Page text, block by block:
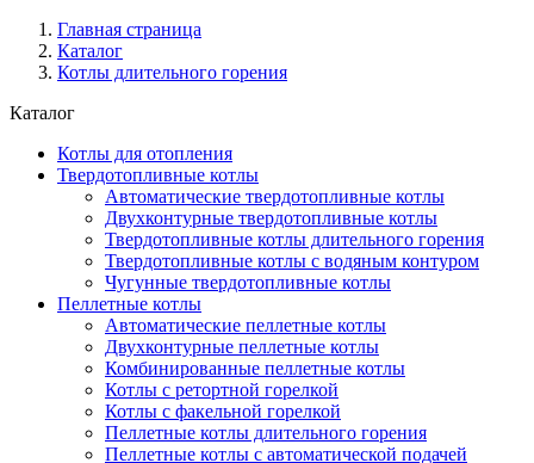
Главная страница
Каталог
Котлы длительного горения
Каталог
Котлы для отопления
Твердотопливные котлы
Автоматические твердотопливные котлы
Двухконтурные твердотопливные котлы
Твердотопливные котлы длительного горения
Твердотопливные котлы с водяным контуром
Чугунные твердотопливные котлы
Пеллетные котлы
Автоматические пеллетные котлы
Двухконтурные пеллетные котлы
Комбинированные пеллетные котлы
Котлы с ретортной горелкой
Котлы с факельной горелкой
Пеллетные котлы длительного горения
Пеллетные котлы с автоматической подачей